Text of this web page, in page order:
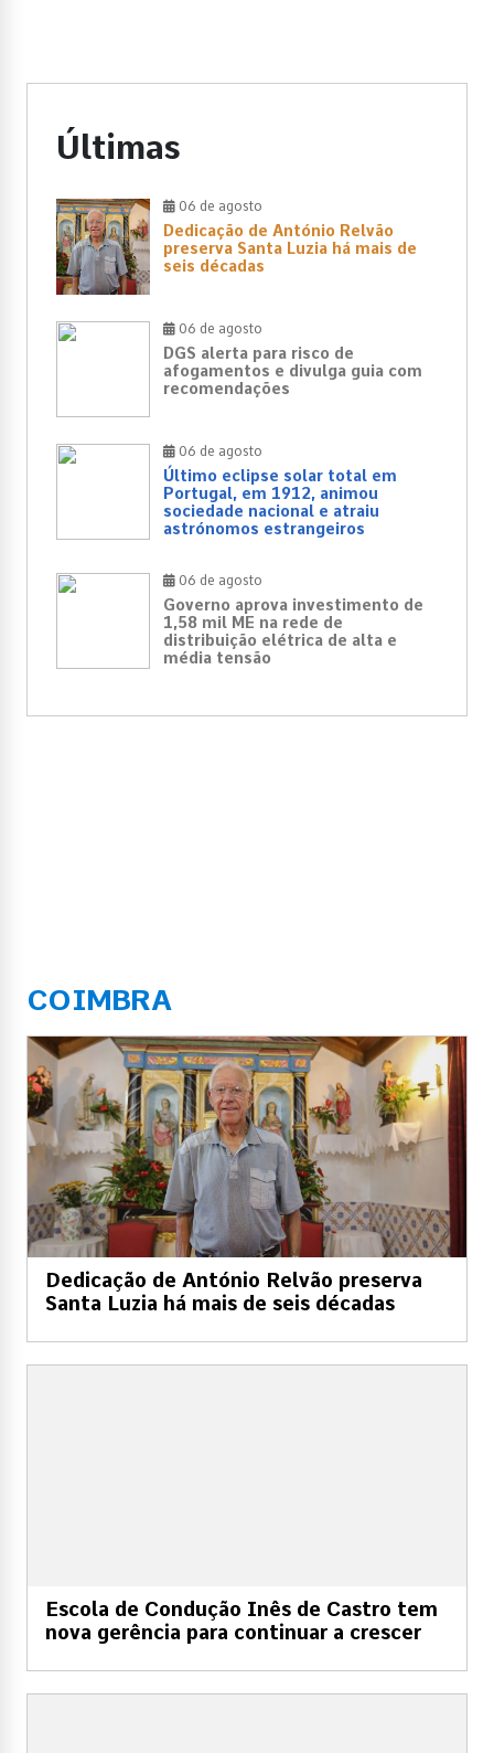
Últimas
06 de agosto
Dedicação de António Relvão
preserva Santa Luzia há mais de
seis décadas
06 de agosto
DGS alerta para risco de
afogamentos e divulga guia com
recomendações
06 de agosto
Último eclipse solar total em
Portugal, em 1912, animou
sociedade nacional e atraiu
astrónomos estrangeiros
06 de agosto
Governo aprova investimento de
1,58 mil ME na rede de
distribuição elétrica de alta e
média tensão
COIMBRA
Dedicação de António Relvão preserva
Santa Luzia há mais de seis décadas
Escola de Condução Inês de Castro tem
nova gerência para continuar a crescer